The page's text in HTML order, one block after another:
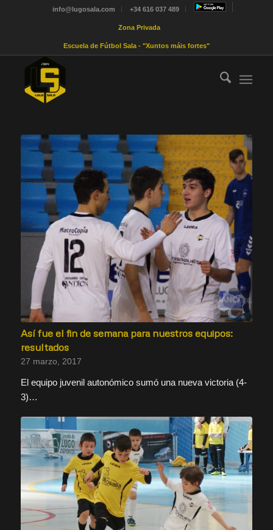
info@lugosala.com +34 616 037 489
Zona Privada
Escuela de Fútbol Sala - "Xuntos máis fortes"
Así fue el fin de semana para nuestros equipos:
resultados
27 marzo, 2017
El equipo juvenil autonómico sumó una nueva victoria (4-
3)…